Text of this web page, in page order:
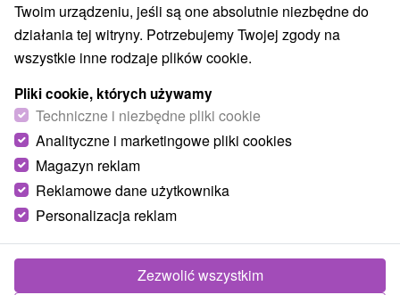
+2
Twoim urządzeniu, jeśli są one absolutnie niezbędne do
działania tej witryny. Potrzebujemy Twojej zgody na
wszystkie inne rodzaje plików cookie.
Pliki cookie, których używamy
Techniczne i niezbędne pliki cookie
Analityczne i marketingowe pliki cookies
Magazyn reklam
Reklamowe dane użytkownika
Personalizacja reklam
Zezwolić wszystkim